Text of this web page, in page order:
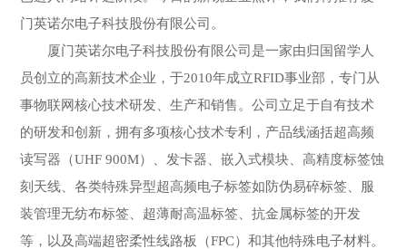
门英诺尔电子科技股份有限公司。
厦门英诺尔电子科技股份有限公司是一家由归国留学人
员创立的高新技术企业，于2010年成立RFID事业部，专门从
事物联网核心技术研发、生产和销售。公司立足于自有技术
的研发和创新，拥有多项核心技术专利，产品线涵括超高频
读写器（UHF 900M）、发卡器、嵌入式模块、高精度标签蚀
刻天线、各类特殊异型超高频电子标签如防伪易碎标签、服
装管理无纺布标签、超薄耐高温标签、抗金属标签的开发
等，以及高端超密柔性线路板（FPC）和其他特殊电子材料。